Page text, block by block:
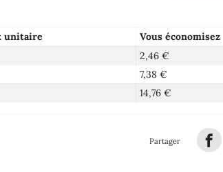
unitaire
Vous économisez
2,46 €
7,38 €
14,76 €
Partager